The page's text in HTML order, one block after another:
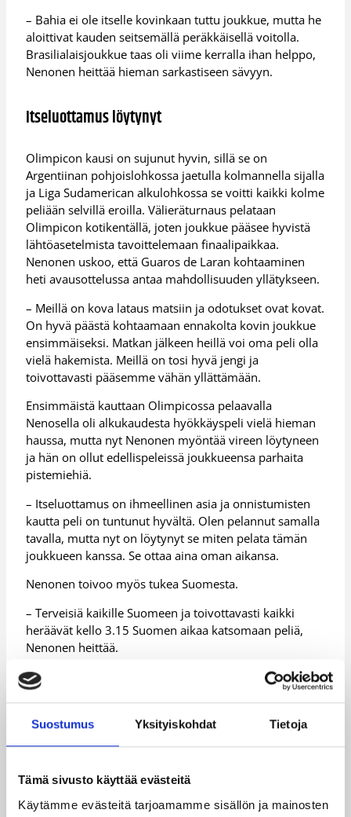
Suostumus Yksityiskohdat Tietoja
Tämä sivusto käyttää evästeitä
Käytämme evästeitä tarjoamamme sisällön ja mainosten
– Bahia ei ole itselle kovinkaan tuttu joukkue, mutta he
aloittivat kauden seitsemällä peräkkäisellä voitolla.
Brasilialaisjoukkue taas oli viime kerralla ihan helppo,
Nenonen heittää hieman sarkastiseen sävyyn.
Itseluottamus löytynyt
Olimpicon kausi on sujunut hyvin, sillä se on
Argentiinan pohjoislohkossa jaetulla kolmannella sijalla
ja Liga Sudamerican alkulohkossa se voitti kaikki kolme
peliään selvillä eroilla. Välieräturnaus pelataan
Olimpicon kotikentällä, joten joukkue pääsee hyvistä
lähtöasetelmista tavoittelemaan finaalipaikkaa.
Nenonen uskoo, että Guaros de Laran kohtaaminen
heti avausottelussa antaa mahdollisuuden yllätykseen.
– Meillä on kova lataus matsiin ja odotukset ovat kovat.
On hyvä päästä kohtaamaan ennakolta kovin joukkue
ensimmäiseksi. Matkan jälkeen heillä voi oma peli olla
vielä hakemista. Meillä on tosi hyvä jengi ja
toivottavasti pääsemme vähän yllättämään.
Ensimmäistä kauttaan Olimpicossa pelaavalla
Nenosella oli alkukaudesta hyökkäyspeli vielä hieman
haussa, mutta nyt Nenonen myöntää vireen löytyneen
ja hän on ollut edellispeleissä joukkueensa parhaita
pistemiehiä.
– Itseluottamus on ihmeellinen asia ja onnistumisten
kautta peli on tuntunut hyvältä. Olen pelannut samalla
tavalla, mutta nyt on löytynyt se miten pelata tämän
joukkueen kanssa. Se ottaa aina oman aikansa.
Nenonen toivoo myös tukea Suomesta.
– Terveisiä kaikille Suomeen ja toivottavasti kaikki
heräävät kello 3.15 Suomen aikaa katsomaan peliä,
Nenonen heittää.
Lisätietoja:
Päivitetty01.11.2016
Henkilöt